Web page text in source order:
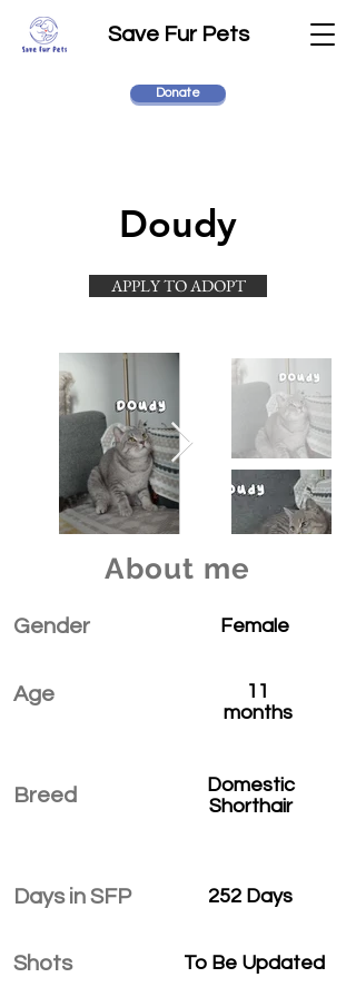
Save Fur Pets
Donate
Doudy
APPLY TO ADOPT
About me
Gender
Age
Breed
Days in SFP
Shots
Female
11
months
Domestic
Shorthair
252 Days
To Be Updated